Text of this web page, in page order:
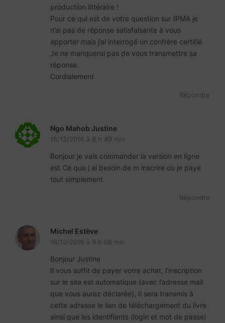
production littéraire !
Pour ce qui est de votre question sur IPMA je
n’ai pas de réponse satisfaisante à vous
apporter mais j’ai interrogé un confrère certifié.
Je ne manquerai pas de vous transmettre sa
réponse.
Cordialement
Répondre
Ngo Mahob Justine
16/12/2016 à 8 h 49 min
Bonjour je vais commander la version en ligne
est Ce que j ai besoin de m inscrire où je paye
tout simplement
Répondre
Michel Estève
16/12/2016 à 9 h 06 min
Bonjour Justine
Il vous suffit de payer votre achat, l’inscription
sur le site est automatique (avec l’adresse mail
que vous aurez déclarée), Il sera transmis à
cette adresse le lien de téléchargement du livre
ainsi que les identifiants (login et mot de passe)